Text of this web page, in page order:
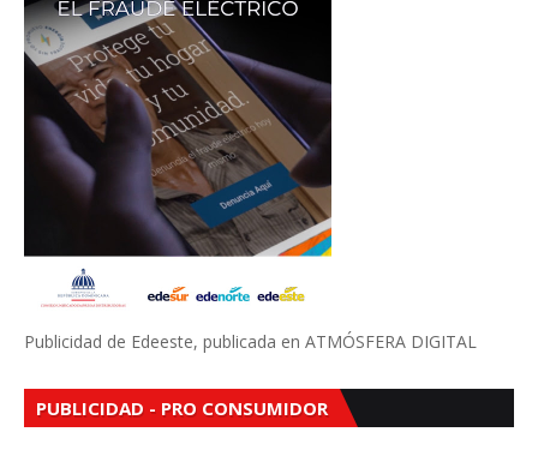
Publicidad de Edeeste, publicada en ATMÓSFERA DIGITAL
PUBLICIDAD - PRO CONSUMIDOR